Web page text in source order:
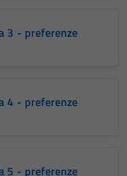
3 - preferenze
4 - preferenze
5 - preferenze